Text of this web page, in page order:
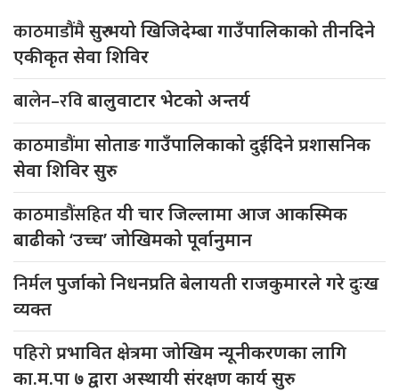
काठमाडौंमैसुरु भयो खिजिदेम्बा गाउँपालिकाको तीनदिने
एकीकृत सेवा शिविर
बालेन–रविबालुवाटार भेटको अन्तर्य
काठमाडौंमासोताङ गाउँपालिकाको दुईदिने प्रशासनिक
सेवा शिविर सुरु
काठमाडौंसहितयी चार जिल्लामा आज आकस्मिक
बाढीको ‘उच्च’ जोखिमको पूर्वानुमान
निर्मलपुर्जाको निधनप्रति बेलायती राजकुमारले गरे दुःख
व्यक्त
पहिरोप्रभावित क्षेत्रमा जोखिम न्यूनीकरणका लागि
का.म.पा ७ द्वारा अस्थायी संरक्षण कार्य सुरु